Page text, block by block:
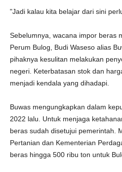
"Jadi kalau kita belajar dari sini
Sebelumnya, wacana impor beras
Perum Bulog, Budi Waseso alias
pihaknya kesulitan melakukan
negeri. Keterbatasan stok dan
menjadi kendala yang dihadapi.
Buwas mengungkapkan dalam
2022 lalu. Untuk menjaga
beras sudah disetujui pemerintah.
Pertanian dan Kementerian
beras hingga 500 ribu ton untuk